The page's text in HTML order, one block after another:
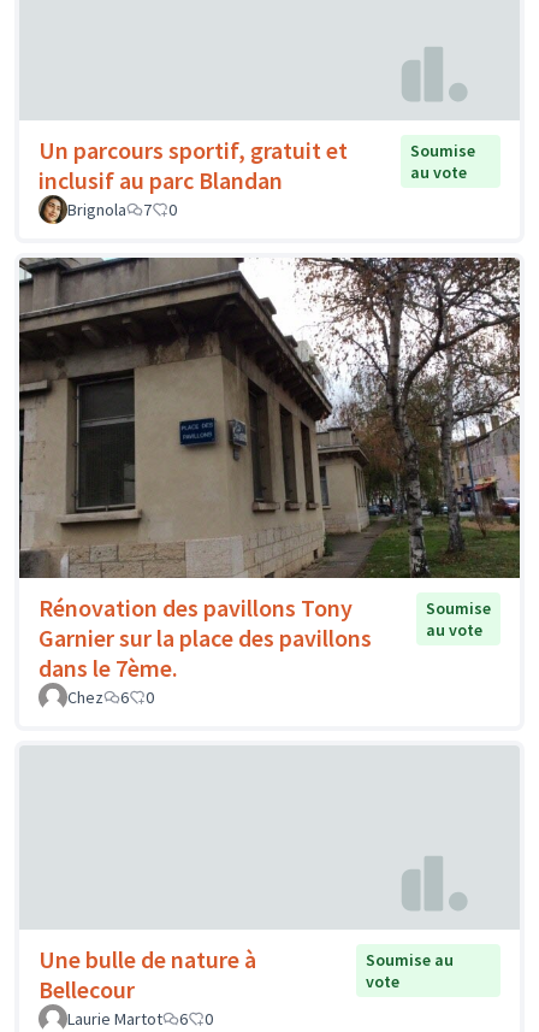
Un parcours sportif, gratuit et
inclusif au parc Blandan
Soumise
au vote
Brignola
7 0
Rénovation des pavillons Tony
Garnier sur la place des pavillons
dans le 7ème.
Soumise
au vote
Chez 6 0
Une bulle de nature à
Bellecour
Soumise au
vote
Laurie Martot
6 0